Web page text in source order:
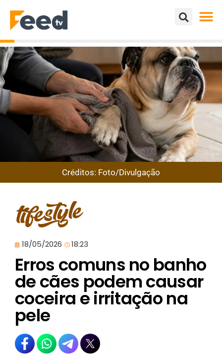
Créditos: Foto/Divulgação
18/05/2026 18:23
Erros comuns no banho
de cães podem causar
coceira e irritação na
pele